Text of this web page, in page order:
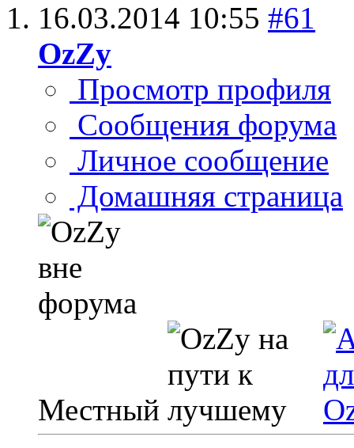
16.03.2014 10:55 #61
OzZy
Просмотр профиля
Сообщения форума
Личное сообщение
Домашняя страница
Местный